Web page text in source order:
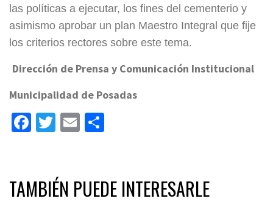
las políticas a ejecutar, los fines del cementerio y
asimismo aprobar un plan Maestro Integral que fije
los criterios rectores sobre este tema.
Dirección de Prensa y Comunicación Institucional
Municipalidad de Posadas
Facebook
Twitter
Email
TAMBIÉN PUEDE INTERESARLE